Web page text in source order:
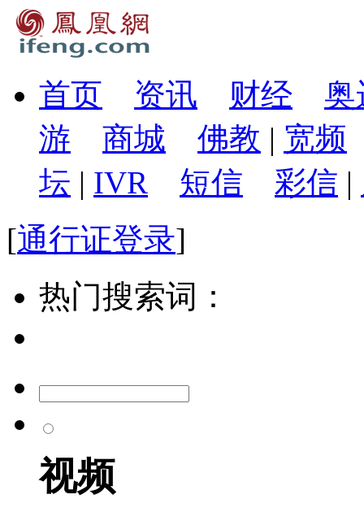
首页 资讯 财经
奥
游
商城 佛教 | 宽频
坛 | IVR 短信 彩信 |
[通行证登录]
热门搜索词：
视频